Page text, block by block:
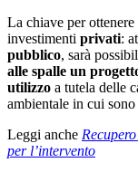
La chiave per
investimenti privati:
pubblico, sarà
alle spalle un
utilizzo a tutela delle
ambientale in cui sono
Leggi anche
per l’intervento